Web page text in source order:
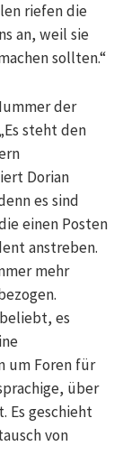
riefen die
an, weil sie
sollten.“
der
steht den
Dorian
es sind
einen Posten
anstreben.
mehr
es
um Foren für
über
Es geschieht
von